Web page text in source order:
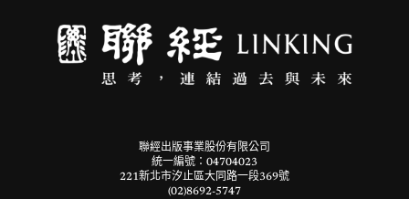
聯經出版事業股份有限公司
統一編號：04704023
221新北市汐止區大同路一段369號
(02)8692-5747